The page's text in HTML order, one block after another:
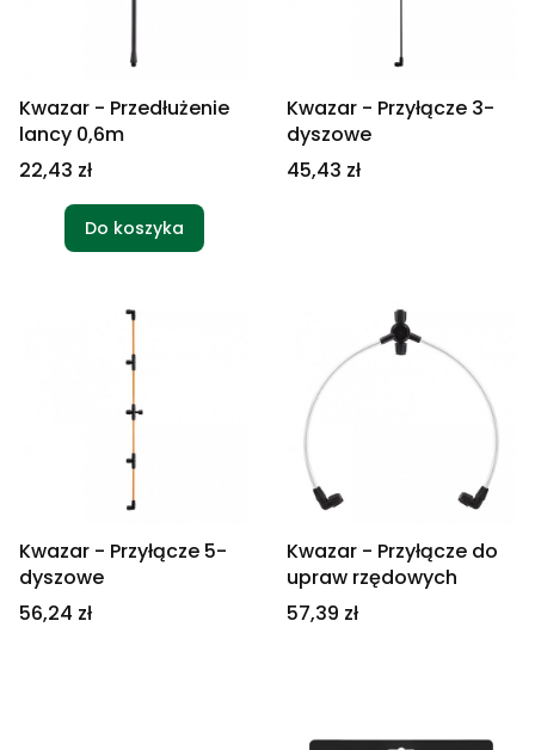
Kwazar - Przedłużenie
lancy 0,6m
Cena
22,43 zł
Do koszyka
Kwazar - Przyłącze 3-
dyszowe
Cena
45,43 zł
Kwazar - Przyłącze 5-
dyszowe
Cena
56,24 zł
Kwazar - Przyłącze do
upraw rzędowych
Cena
57,39 zł